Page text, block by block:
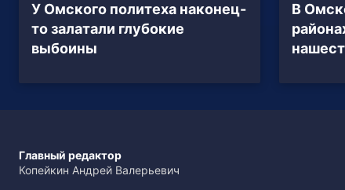
У Омского политеха наконец-
то залатали глубокие
выбоины
В
Главный редактор
Копейкин Андрей Валерьевич